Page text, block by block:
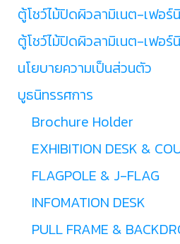
ตู้โชว์ไม้ปิดผิวลามิเนต-เฟอร์
ตู้โชว์ไม้ปิดผิวลามิเนต-เฟอร์
นโยบายความเป็นส่วนตัว
บูธนิทรรศการ
Brochure Holder
EXHIBITION DESK &
FLAGPOLE & J-FLAG
INFOMATION DESK
PULL FRAME &